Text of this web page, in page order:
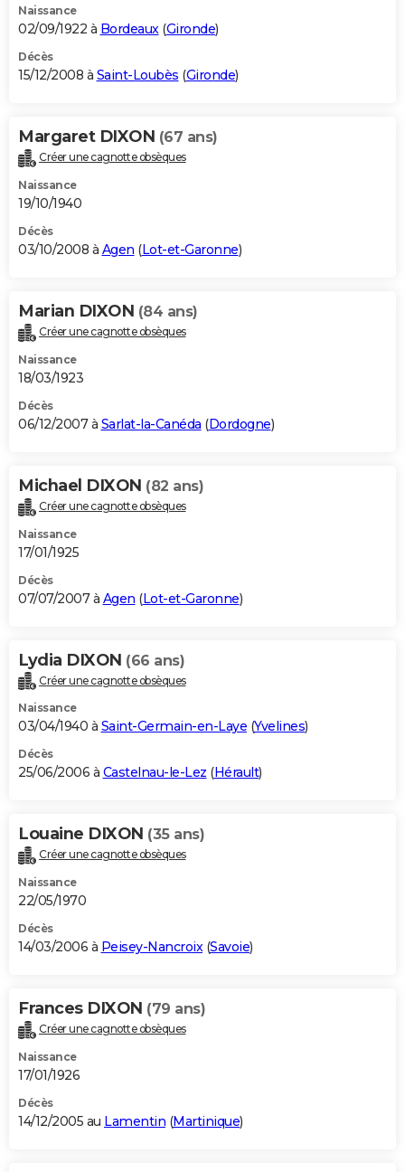
Naissance
02/09/1922 à Bordeaux(Gironde)
Décès
15/12/2008 à Saint-Loubès (Gironde)
Margaret DIXON (67 ans)
Créer une cagnotte obsèques
Naissance
19/10/1940
Décès
03/10/2008 à Agen (Lot-et-Garonne)
Marian DIXON (84 ans)
Créer une cagnotte obsèques
Naissance
18/03/1923
Décès
06/12/2007 à Sarlat-la-Canéda (Dordogne)
Michael DIXON (82 ans)
Créer une cagnotte obsèques
Naissance
17/01/1925
Décès
07/07/2007 à Agen (Lot-et-Garonne)
Lydia DIXON (66 ans)
Créer une cagnotte obsèques
Naissance
03/04/1940 à Saint-Germain-en-Laye (Yvelines)
Décès
25/06/2006 à Castelnau-le-Lez (Hérault)
Louaine DIXON (35 ans)
Créer une cagnotte obsèques
Naissance
22/05/1970
Décès
14/03/2006 à Peisey-Nancroix(Savoie)
Frances DIXON (79 ans)
Créer une cagnotte obsèques
Naissance
17/01/1926
Décès
14/12/2005 au Lamentin (Martinique)